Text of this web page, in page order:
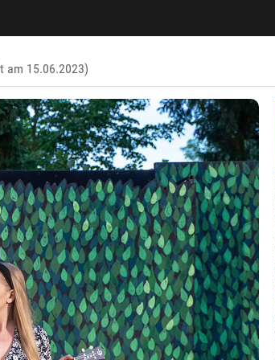
am 15.06.2023)